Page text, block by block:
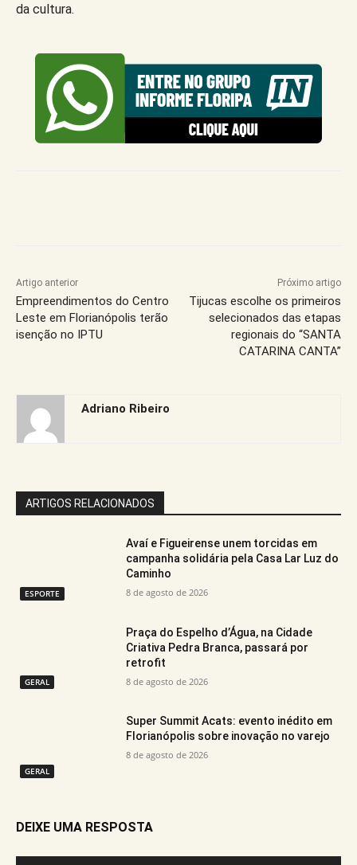
da cultura.
Artigo anterior
Empreendimentos do Centro
Leste em Florianópolis terão
isenção no IPTU
Próximo artigo
Tijucas escolhe os primeiros
selecionados das etapas
regionais do “SANTA
CATARINA CANTA”
Adriano Ribeiro
ARTIGOS RELACIONADOS
ESPORTE
Avaí e Figueirense unem torcidas em
campanha solidária pela Casa Lar Luz do
Caminho
8 de agosto de 2026
GERAL
Praça do Espelho d’Água, na Cidade
Criativa Pedra Branca, passará por
retrofit
8 de agosto de 2026
GERAL
Super Summit Acats: evento inédito em
Florianópolis sobre inovação no varejo
8 de agosto de 2026
DEIXE UMA RESPOSTA